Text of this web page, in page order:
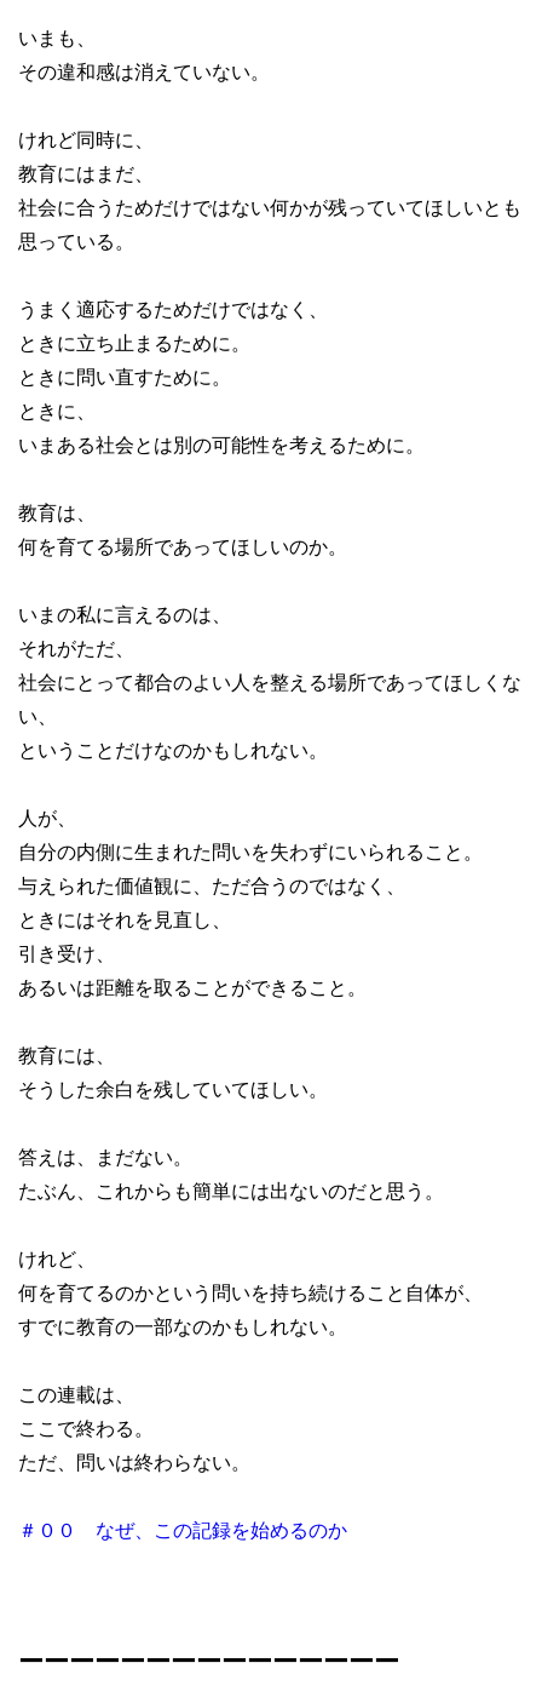
いまも、
その違和感は消えていない。
けれど同時に、
教育にはまだ、
社会に合うためだけではない何かが残っていてほしいとも
思っている。
うまく適応するためだけではなく、
ときに立ち止まるために。
ときに問い直すために。
ときに、
いまある社会とは別の可能性を考えるために。
教育は、
何を育てる場所であってほしいのか。
いまの私に言えるのは、
それがただ、
社会にとって都合のよい人を整える場所であってほしくな
い、
ということだけなのかもしれない。
人が、
自分の内側に生まれた問いを失わずにいられること。
与えられた価値観に、ただ合うのではなく、
ときにはそれを見直し、
引き受け、
あるいは距離を取ることができること。
教育には、
そうした余白を残していてほしい。
答えは、まだない。
たぶん、これからも簡単には出ないのだと思う。
けれど、
何を育てるのかという問いを持ち続けること自体が、
すでに教育の一部なのかもしれない。
この連載は、
ここで終わる。
ただ、問いは終わらない。
＃００ なぜ、この記録を始めるのか
ーーーーーーーーーーーーーーー